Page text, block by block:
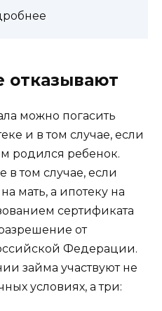
отказывают
можно погасить
и в том случае, если
родился ребенок.
том случае, если
мать, а ипотеку на
сертификата
от
Федерации.
займа участвуют не
условиях, а три: